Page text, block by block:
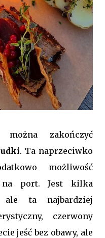
zakończyć
. Ta naprzeciwko
możliwość
na port. Jest kilka
ale ta najbardziej
czerwony
jeść bez obawy, ale